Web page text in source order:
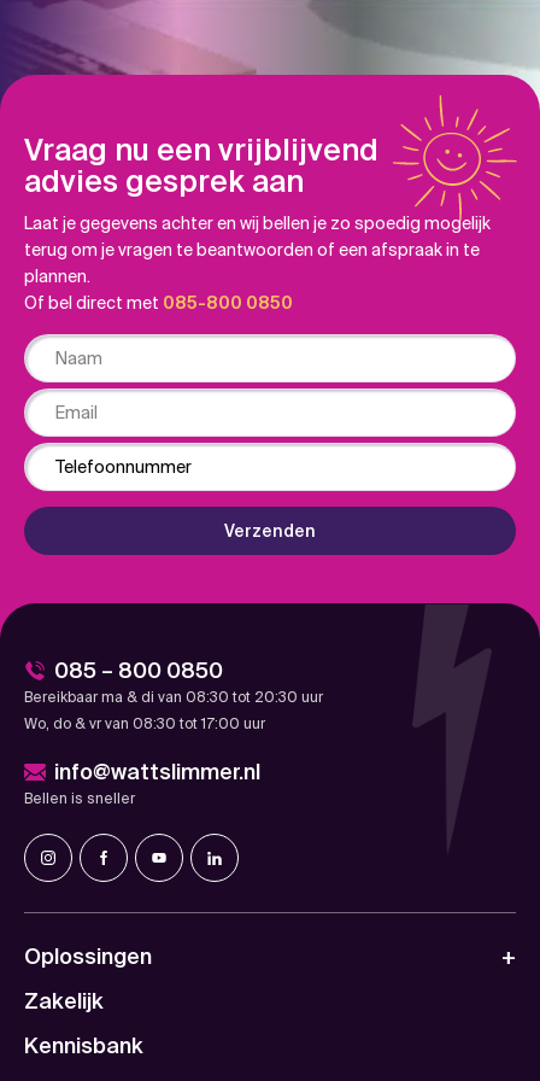
Vraag nu een vrijblijvend
advies gesprek aan
Laat je gegevens achter en wij bellen je zo spoedig mogelijk
terug om je vragen te beantwoorden of een afspraak in te
plannen.
Of bel direct met 085-800 0850
Naam
Email
Phone
Verzenden
085 – 800 0850
Bereikbaar ma & di van 08:30 tot 20:30 uur
Wo, do & vr van 08:30 tot 17:00 uur
info@wattslimmer.nl
Bellen is sneller
Oplossingen
Zakelijk
Kennisbank